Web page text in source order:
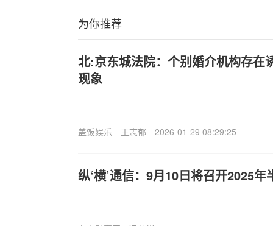
为你推荐
北:京东城法院：个别婚介机构存在
现象
盖饭娱乐 王志郁 2026-01-29 08:29:25
纵‘横’通信：9月10日将召开2025